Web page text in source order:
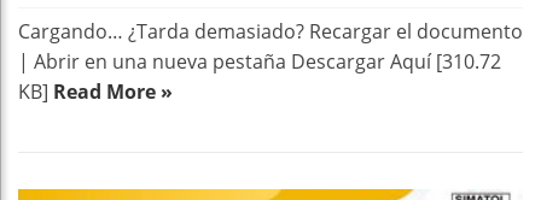
Cargando… ¿Tarda demasiado? Recargar el documento
| Abrir en una nueva pestaña Descargar Aquí [310.72
KB] Read More »